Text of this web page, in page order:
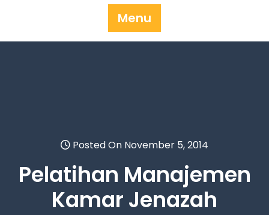
Menu
Posted On November 5, 2014
Pelatihan Manajemen
Kamar Jenazah